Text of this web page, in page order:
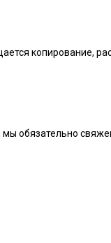
копирование,
обязательно